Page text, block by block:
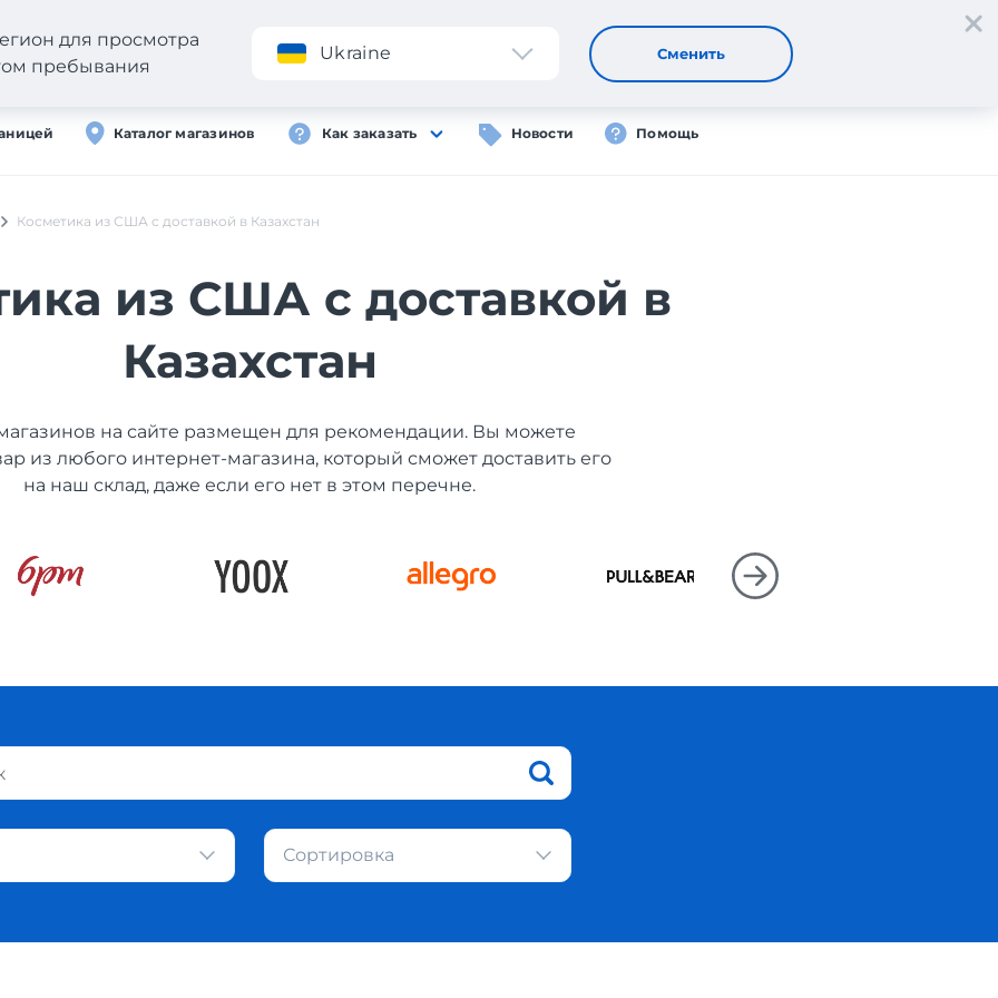
Регистрация
Каталог магазинов Как заказать Новости Помощь
для просмотра
пребывания
Ukraine Сменить
Косметика из США с доставкой в Казахстан
из США с доставкой в
Казахстан
на сайте размещен для рекомендации. Вы можете
из любого интернет-магазина, который сможет доставить его
на наш склад, даже если его нет в этом перечне.
Сортировка